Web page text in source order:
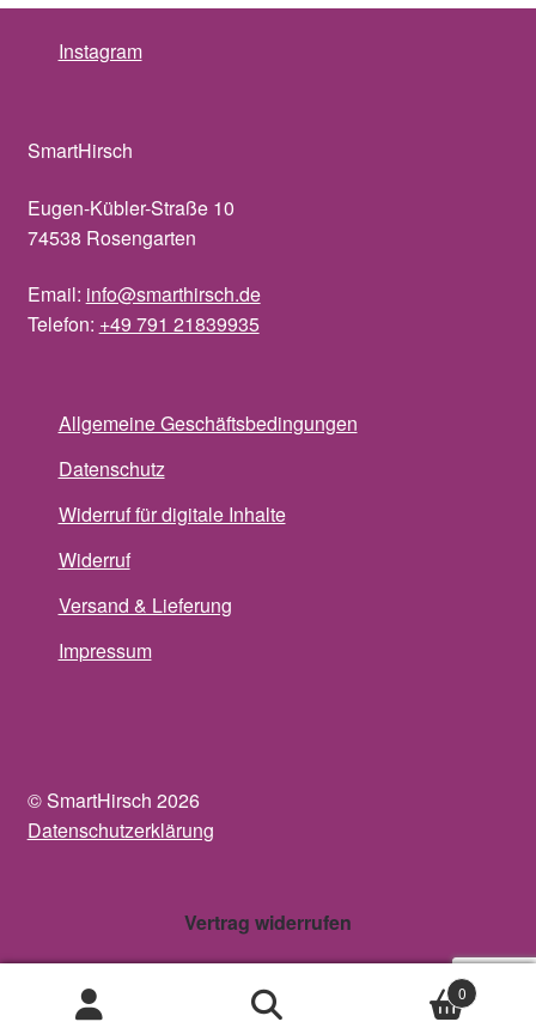
Instagram
SmartHirsch
Eugen-Kübler-Straße 10
74538 Rosengarten
Email: info@smarthirsch.de
Telefon: +49 791 21839935
Allgemeine Geschäftsbedingungen
Datenschutz
Widerruf für digitale Inhalte
Widerruf
Versand & Lieferung
Impressum
© SmartHirsch 2026
Datenschutzerklärung
Vertrag widerrufen
0